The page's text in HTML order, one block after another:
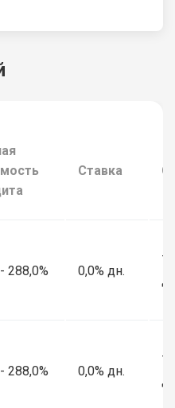
Ставка
288,0% 0,0% дн.
7
288,0% 0,0% дн.
7